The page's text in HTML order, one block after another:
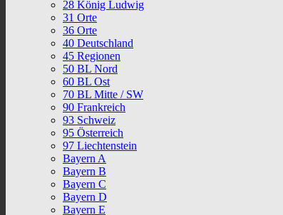
28 König Ludwig
31 Orte
36 Orte
40 Deutschland
45 Regionen
50 BL Nord
60 BL Ost
70 BL Mitte / SW
90 Frankreich
93 Schweiz
95 Österreich
97 Liechtenstein
Bayern A
Bayern B
Bayern C
Bayern D
Bayern E